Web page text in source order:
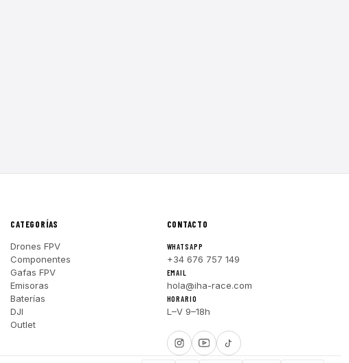
CATEGORÍAS
Drones FPV
Componentes
Gafas FPV
Emisoras
Baterías
DJI
Outlet
CONTACTO
WHATSAPP
+34 676 757 149
EMAIL
hola@iha-race.com
HORARIO
L–V 9–18h